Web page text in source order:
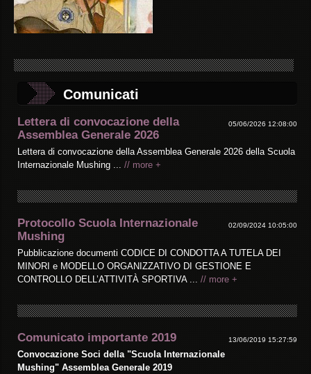
Comunicati
05/06/2026 12:08:00
Lettera di convocazione della
Assemblea Generale 2026
Lettera di convocazione della Assemblea Generale 2026 della Scuola
Internazionale Mushing ... // more +
02/09/2024 10:05:00
Protocollo Scuola Internazionale
Mushing
Pubblicazione documenti CODICE DI CONDOTTA A TUTELA DEI
MINORI e MODELLO ORGANIZZATIVO DI GESTIONE E
CONTROLLO DELL’ATTIVITÀ SPORTIVA ... // more +
13/06/2019 15:27:59
Comunicato importante 2019
Convocazione Soci della "Scuola Internazionale
Mushing" Assemblea Generale 2019